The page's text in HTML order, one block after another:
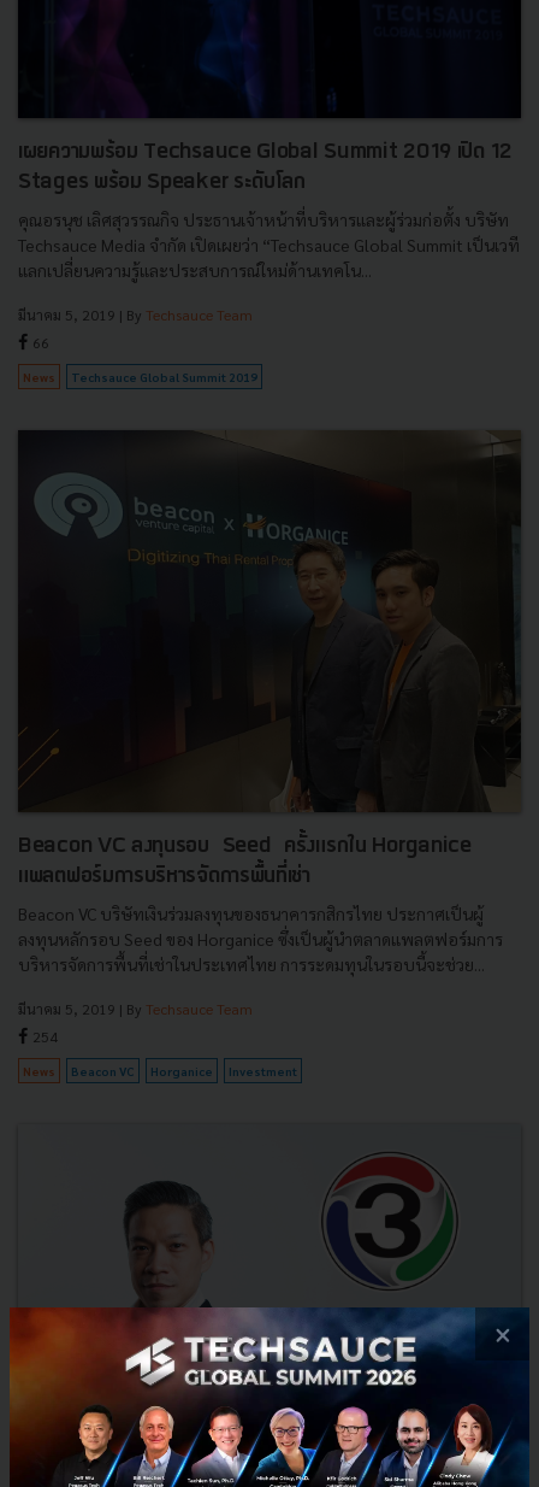
เผยความพร้อม Techsauce Global Summit 2019 เปิด 12
Stages พร้อม Speaker ระดับโลก
คุณอรนุช เลิศสุวรรณกิจ ประธานเจ้าหน้าที่บริหารและผู้ร่วมก่อตั้ง บริษัท
Techsauce Media จำกัด เปิดเผยว่า “Techsauce Global Summit เป็นเวที
แลกเปลี่ยนความรู้และประสบการณ์ใหม่ด้านเทคโน...
มีนาคม 5, 2019 | By Techsauce Team
66
News Techsauce Global Summit 2019
Beacon VC ลงทุนรอบ Seed ครั้งแรกใน Horganice
แพลตฟอร์มการบริหารจัดการพื้นที่เช่า
Beacon VC บริษัทเงินร่วมลงทุนของธนาคารกสิกรไทย ประกาศเป็นผู้
ลงทุนหลักรอบ Seed ของ Horganice ซึ่งเป็นผู้นำตลาดแพลตฟอร์มการ
บริหารจัดการพื้นที่เช่าในประเทศไทย การระดมทุนในรอบนี้จะช่วย...
มีนาคม 5, 2019 | By Techsauce Team
254
News Beacon VC Horganice Investment
×